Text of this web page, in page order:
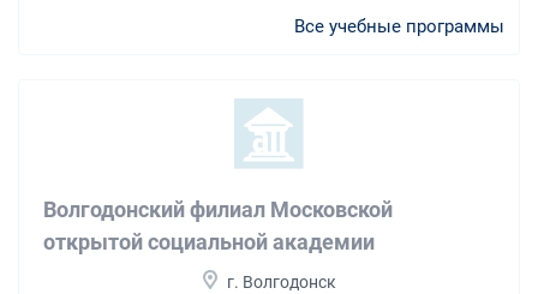
Все учебные программы
Волгодонский филиал Московской
открытой социальной академии
г. Волгодонск